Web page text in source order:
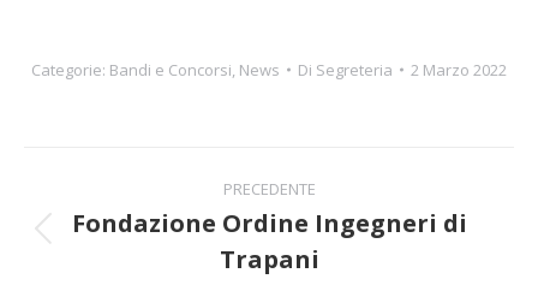
Categorie: Bandi e Concorsi, News Di Segreteria 2 Marzo 2022
tra
PRECEDENTE
Post
precedente:
Fondazione Ordine Ingegneri di
Trapani